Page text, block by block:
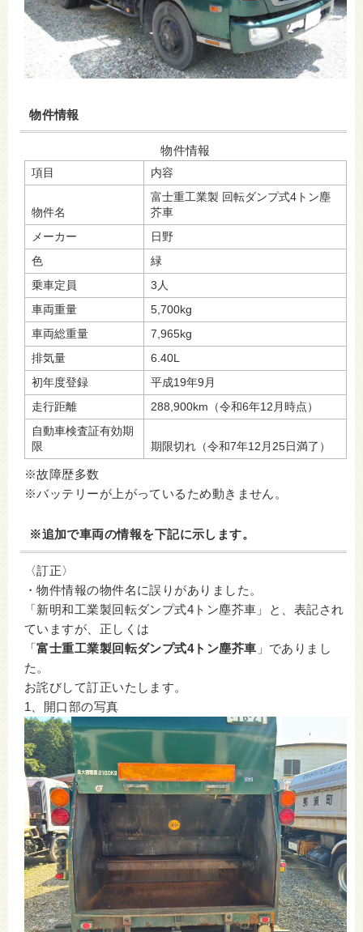
物件情報
物件情報
項目
内容
物件名
富士重工業製 回転ダンプ式4トン塵
芥車
メーカー
日野
色
緑
乗車定員
3人
車両重量
5,700kg
車両総重量
7,965kg
排気量
6.40L
初年度登録
平成19年9月
走行距離
288,900km（令和6年12月時点）
自動車検査証有効期
限
期限切れ（令和7年12月25日満了）
※故障歴多数
※バッテリーが上がっているため動きません。
※追加で車両の情報を下記に示します。
〈訂正〉
・物件情報の物件名に誤りがありました。
「新明和工業製回転ダンプ式4トン塵芥車」と、表記され
ていますが、正しくは
「富士重工業製回転ダンプ式4トン塵芥車 」でありまし
た。
お詫びして訂正いたします。
1、開口部の写真